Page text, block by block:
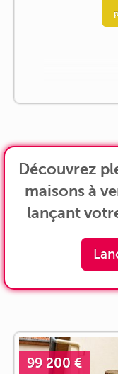
Découvrez
maisons à
lançant
99 200 €